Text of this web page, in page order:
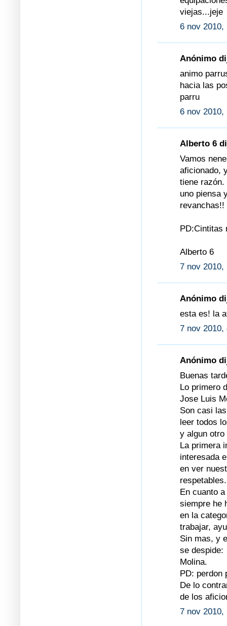
viejas...jeje
6 nov 2010,
Anónimo
animo
hacia las
parru
6 nov 2010,
Alberto 6
Vamos
aficionado,
tiene razón.
uno piensa
revanchas!!
PD:Cintitas
Alberto 6
7 nov 2010,
Anónimo
esta es! la
7 nov 2010,
Anónimo
Buenas
Lo primero
Jose Luis
Son casi
leer todos
y algun otro
La primera
interesada
en ver
respetables.
En cuanto
siempre he
en la
trabajar,
Sin mas, y
se despide:
Molina.
PD: perdon
De lo
de los
7 nov 2010,